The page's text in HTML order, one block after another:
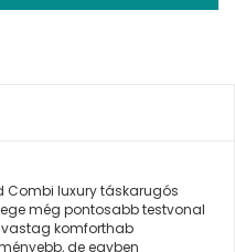
Combi luxury táskarugós
még pontosabb testvonal
vastag komforthab
de egyben